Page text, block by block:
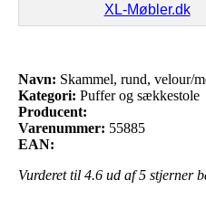
XL-Møbler.dk
Navn: Skammel, rund, velour/
Kategori: Puffer og sækkestole
Producent:
Varenummer: 55885
EAN:
Vurderet til 4.6 ud af 5 stjerner